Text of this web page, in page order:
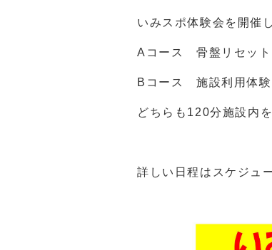
いみスポ体験会を開催
Aコース 骨盤リセット
Bコース 施設利用体験
どちらも120分施設内
詳しい日程はスケジュ